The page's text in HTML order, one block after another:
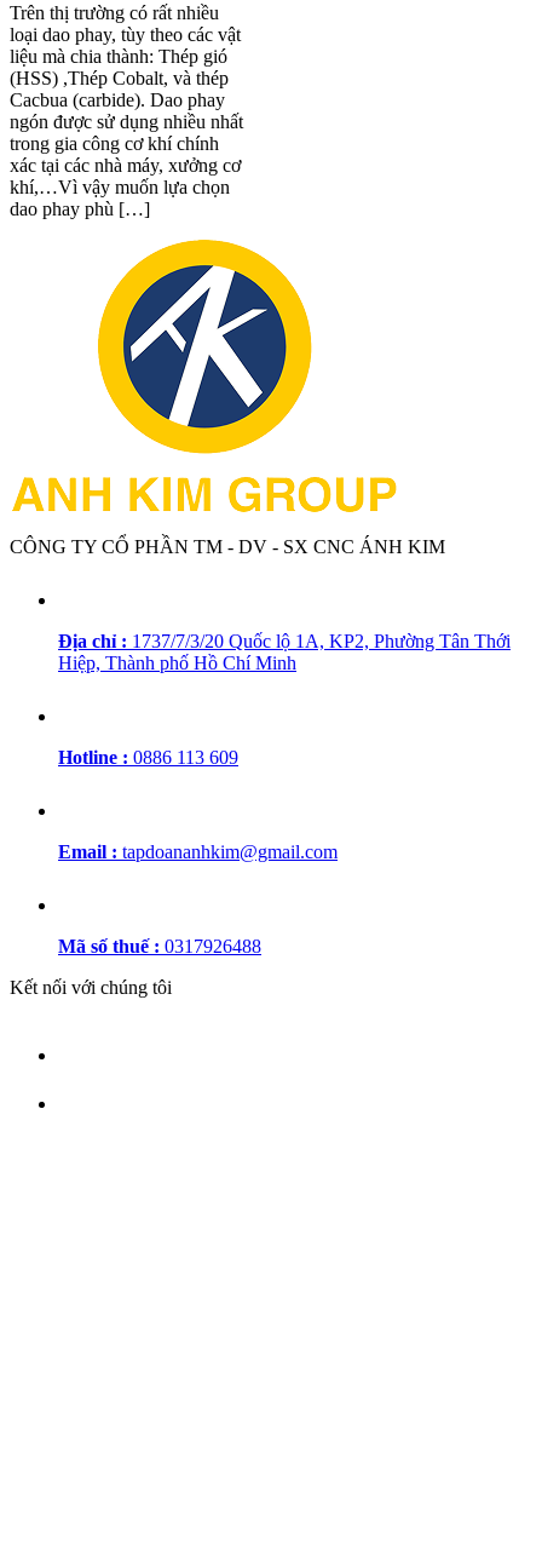
Trên thị trường có rất nhiều
loại dao phay, tùy theo các vật
liệu mà chia thành: Thép gió
(HSS) ,Thép Cobalt, và thép
Cacbua (carbide). Dao phay
ngón được sử dụng nhiều nhất
trong gia công cơ khí chính
xác tại các nhà máy, xưởng cơ
khí,…Vì vậy muốn lựa chọn
dao phay phù […]
CÔNG TY CỔ PHẦN TM - DV - SX CNC ÁNH KIM
Địa chỉ : 1737/7/3/20 Quốc lộ 1A, KP2, Phường Tân Thới
Hiệp, Thành phố Hồ Chí Minh
Hotline : 0886 113 609
Email : tapdoananhkim@gmail.com
Mã số thuế : 0317926488
Kết nối với chúng tôi